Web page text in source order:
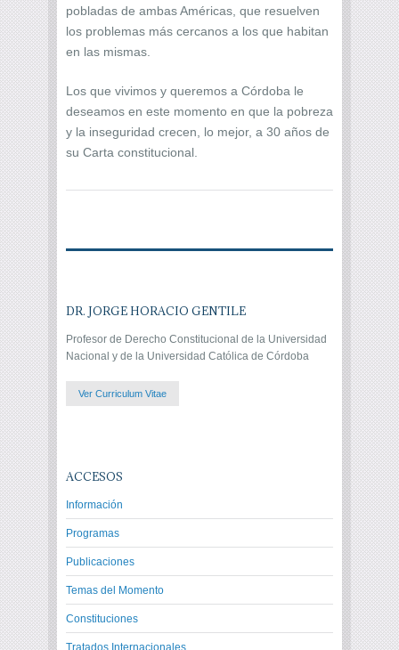
pobladas de ambas Américas, que resuelven
los problemas más cercanos a los que habitan
en las mismas.
Los que vivimos y queremos a Córdoba le
deseamos en este momento en que la pobreza
y la inseguridad crecen, lo mejor, a 30 años de
su Carta constitucional.
DR. JORGE HORACIO GENTILE
Profesor de Derecho Constitucional de la Universidad
Nacional y de la Universidad Católica de Córdoba
Ver Curriculum Vitae
ACCESOS
Información
Programas
Publicaciones
Temas del Momento
Constituciones
Tratados Internacionales